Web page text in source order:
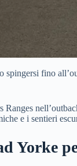
spingersi fino
e i sentieri
Yorke